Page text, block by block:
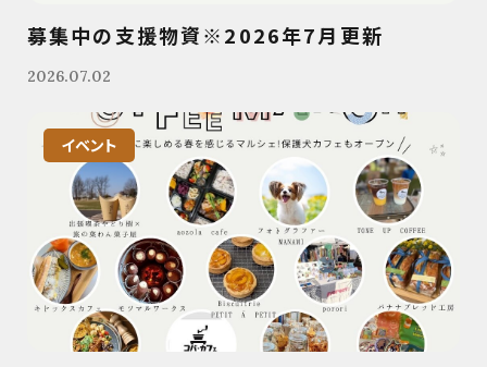
募集中の支援物資※2026年7月更新
2026.07.02
イベント